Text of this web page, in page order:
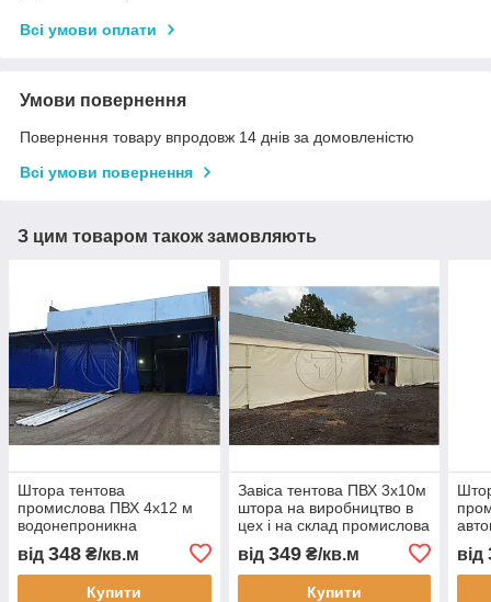
Всі умови оплати
Умови повернення
Повернення товару впродовж 14 днів за домовленістю
Всі умови повернення
З цим товаром також замовляють
Штора тентова
промислова ПВХ 4х12 м
водонепроникна
перегородка для складу
цеху автомийки та СТО
від 348 ₴/кв.м
Купити
Завіса тентова ПВХ 3х10м
штора на виробництво в
цех і на склад промислова
водонепроникна завіса
ПВХ для СТО
від 349₴/кв.м
Купити
від